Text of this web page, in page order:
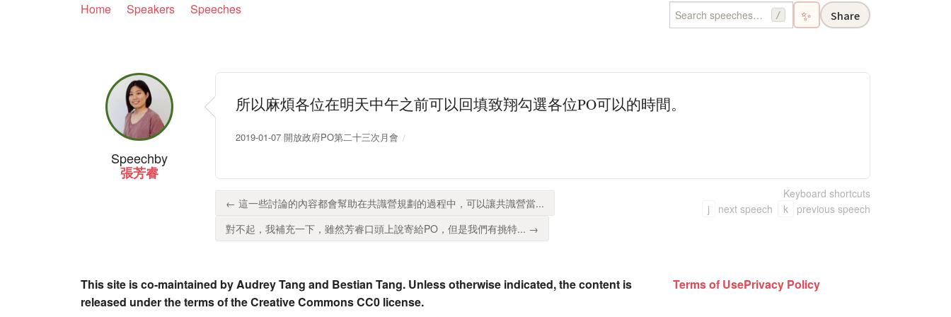
Home Speakers Speeches / ✨ Share
Speechby
張芳睿
所以麻煩各位在明天中午之前可以回填致翔勾選各位PO可以的時間。
2019-01-07 開放政府PO第二十三次月會
← 這一些討論的內容都會幫助在共識營規劃的過程中，可以讓共識營當...
對不起，我補充一下，雖然芳睿口頭上說寄給PO，但是我們有挑特... →
Keyboard shortcuts
j
next speech k previous speech
This site is co-maintained by Audrey Tang and Bestian Tang. Unless otherwise indicated, the content is
released under the terms of the Creative Commons CC0 license.
Terms of UsePrivacy Policy